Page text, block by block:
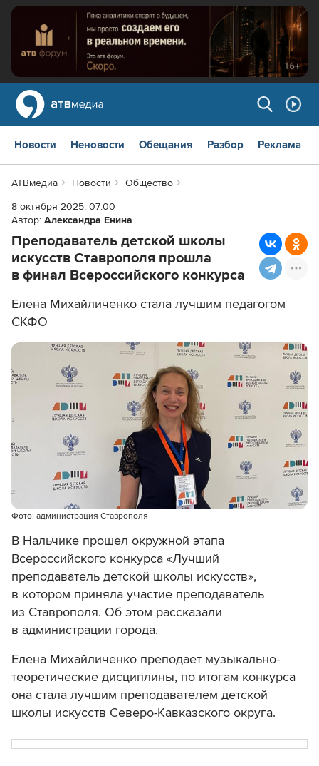
Новости Неновости Обещания Разбор Реклама
АТВмедиа Новости
Общество
8 октября 2025, 07:00
Автор: Александра Енина
Преподаватель детской школы
искусств Ставрополя прошла
в финал Всероссийского конкурса
Елена Михайличенко стала лучшим педагогом
СКФО
Фото: администрация Ставрополя
В Нальчике прошел окружной этапа
Всероссийского конкурса «Лучший
преподаватель детской школы искусств»,
в котором приняла участие преподаватель
из Ставрополя. Об этом рассказали
в администрации города.
Елена Михайличенко преподает музыкально-
теоретические дисциплины, по итогам конкурса
она стала лучшим преподавателем детской
школы искусств Северо-Кавказского округа.